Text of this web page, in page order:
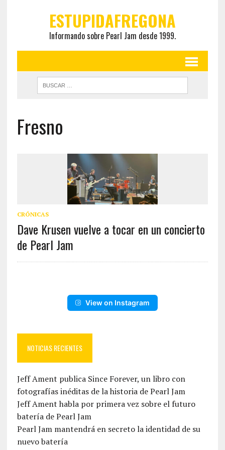
ESTUPIDAFREGONA
Informando sobre Pearl Jam desde 1999.
Fresno
CRÓNICAS
Dave Krusen vuelve a tocar en un concierto
de Pearl Jam
View on Instagram
NOTICIAS RECIENTES
Jeff Ament publica Since Forever, un libro con
fotografías inéditas de la historia de Pearl Jam
Jeff Ament habla por primera vez sobre el futuro
batería de Pearl Jam
Pearl Jam mantendrá en secreto la identidad de su
nuevo batería